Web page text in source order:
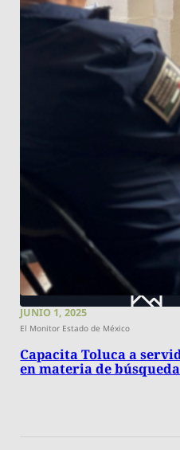
JUNIO 1, 2025
El Monitor Estado de México
Capacita Toluca a
en materia de